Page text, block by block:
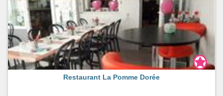
Restaurant La Pomme Dorée